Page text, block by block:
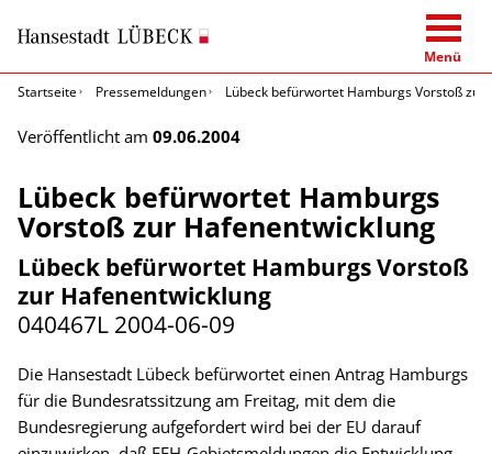
Menü
Startseite
Pressemeldungen Lübeck befürwortet Hamburgs Vorstoß zur
Veröffentlicht am 09.06.2004
Lübeck befürwortet Hamburgs
Vorstoß zur Hafenentwicklung
Lübeck befürwortet Hamburgs Vorstoß
zur Hafenentwicklung
040467L 2004-06-09
Die Hansestadt Lübeck befürwortet einen Antrag Hamburgs
für die Bundesratssitzung am Freitag, mit dem die
Bundesregierung aufgefordert wird bei der EU darauf